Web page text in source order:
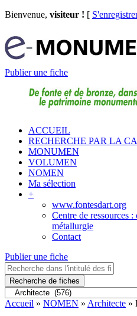
Bienvenue, visiteur ! [
Publier une fiche
ACCUEIL
RECHERCHE PAR LA
MONUMEN
VOLUMEN
NOMEN
Ma sélection
+
www.fontesdart.org
Centre de ressources
métallurgie
Contact
Publier une fiche
Recherche de fiches
Accueil » NOMEN » Architecte »